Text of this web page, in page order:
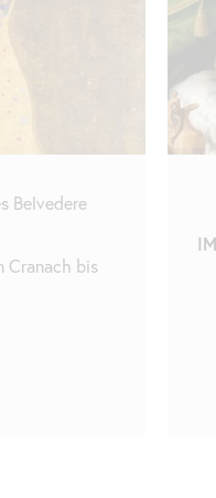
Belvedere
Cranach bis